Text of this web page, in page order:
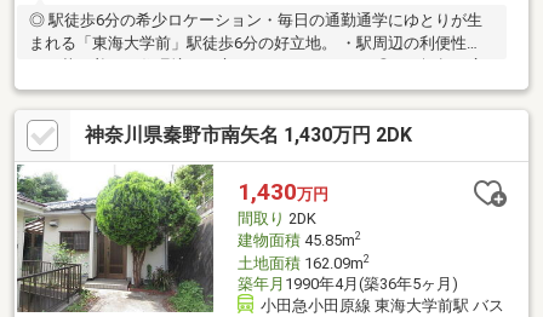
◎ 駅徒歩6分の希少ロケーション・毎日の通勤通学にゆとりが生
まれる「東海大学前」駅徒歩6分の好立地。 ・駅周辺の利便性
大な敷地 ・周辺でも珍しい347平米のゆとりある敷地。 ・ガーデ
ニングやBBQ、お子様のプール遊びなど、戸建てならではの夢が
広がります。◎ 平成23年築の美邸 ・建物はコンパクトながら機能
的な2LDK。・南向きで日当たりも良く、明るい陽射しが差し込む
リビングで家族団欒の時間を。
神奈川県秦野市南矢名 1,430万円 2DK
1,430万円
間取り 2DK
建物面積45.85m2
土地面積162.09m2
築年月 1990年4月(築36年5ヶ月)
小田急小田原線 東海大学前駅 バス